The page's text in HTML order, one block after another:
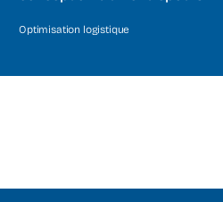
Optimisation logistique